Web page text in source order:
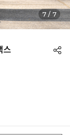
7 / 7
스